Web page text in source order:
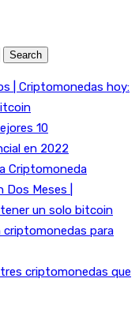
| Criptomonedas hoy:
10
en 2022
Criptomoneda
Meses |
un solo bitcoin
criptomonedas para
criptomonedas que